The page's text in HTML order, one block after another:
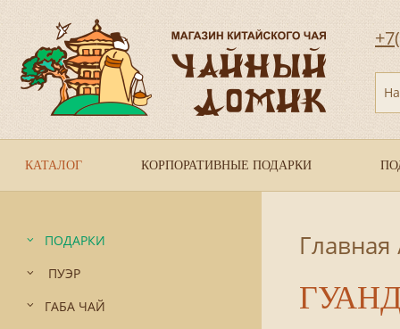
КАТАЛОГ КОРПОРАТИВНЫЕ ПОДАРКИ
ПОДАРКИ
ПУЭР
ГАБА ЧАЙ
Главная